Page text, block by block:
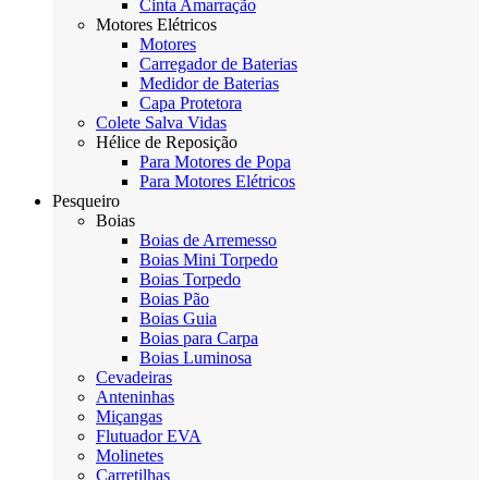
Cinta Amarração
Motores Elétricos
Motores
Carregador de Baterias
Medidor de Baterias
Capa Protetora
Colete Salva Vidas
Hélice de Reposição
Para Motores de Popa
Para Motores Elétricos
Pesqueiro
Boias
Boias de Arremesso
Boias Mini Torpedo
Boias Torpedo
Boias Pão
Boias Guia
Boias para Carpa
Boias Luminosa
Cevadeiras
Anteninhas
Miçangas
Flutuador EVA
Molinetes
Carretilhas